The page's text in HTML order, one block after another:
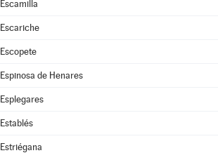
Escamilla
Escariche
Escopete
Espinosa de Henares
Esplegares
Establés
Estriégana